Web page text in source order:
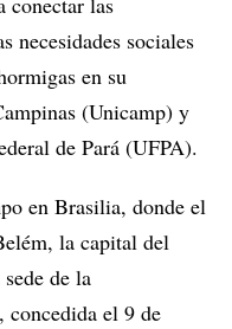
necesidades sociales
en su
(Unicamp) y
de Pará (UFPA).
en Brasilia, donde el
la capital del
de la
concedida el 9 de